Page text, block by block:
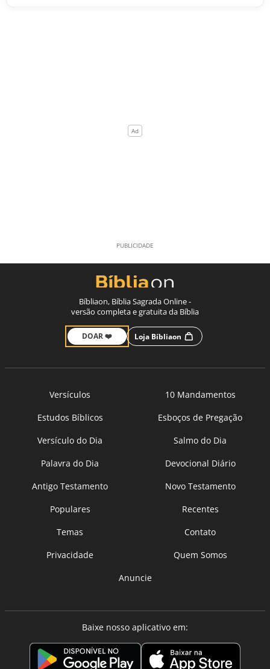
Bíbliaon, Bíblia Sagrada Online -
versão completa e gratuita da Bíblia
DOAR ❤️ Loja Bíbliaon
Versículos
10 Mandamentos
Estudos Bíblicos
Esboços de Pregação
Versículo do Dia
Salmo do Dia
Palavra do Dia
Devocional Diário
Antigo Testamento
Novo Testamento
Populares
Recentes
Temas
Contato
Privacidade
Quem Somos
Anuncie
Baixe nosso aplicativo em: